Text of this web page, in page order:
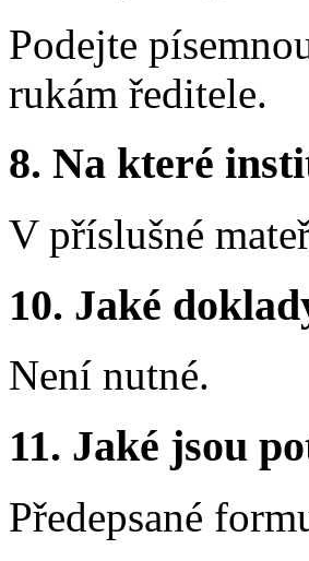
Podejte
rukám ředitele.
8. Na které
V příslušné
10. Jaké
Není nutné.
11. Jaké jsou
Předepsané